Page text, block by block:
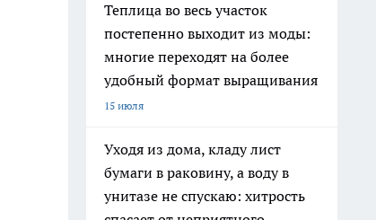
Теплица во весь участок
постепенно выходит из моды:
многие переходят на более
удобный формат выращивания
15 июля
Уходя из дома, кладу лист
бумаги в раковину, а воду в
унитазе не спускаю: хитрость